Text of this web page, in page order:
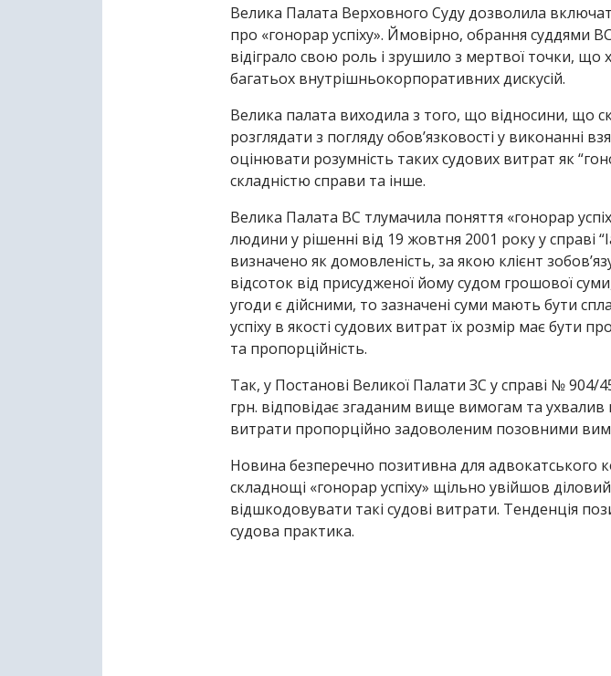
Велика Палата Верховного Суду дозволила
про «гонорар успіху». Ймовірно, обрання суддями
відіграло свою роль і зрушило з мертвої точки,
багатьох внутрішньокорпоративних дискусій.
Велика палата виходила з того, що відносини, що
розглядати з погляду обов’язковості у виконанні
оцінювати розумність таких судових витрат як
складністю справи та інше.
Велика Палата ВС тлумачила поняття «гонорар
людини у рішенні від 19 жовтня 2001 року у справі
визначено як домовленість, за якою клієнт
відсоток від присудженої йому судом грошової
угоди є дійсними, то зазначені суми мають бути
успіху в якості судових витрат їх розмір має бути
та пропорційність.
Так, у Постанові Великої Палати ЗС у справі № 904/
грн. відповідає згаданим вище вимогам та
витрати пропорційно задоволеним позовними
Новина безперечно позитивна для адвокатського
складнощі «гонорар успіху» щільно увійшов
відшкодовувати такі судові витрати. Тенденція
судова практика.